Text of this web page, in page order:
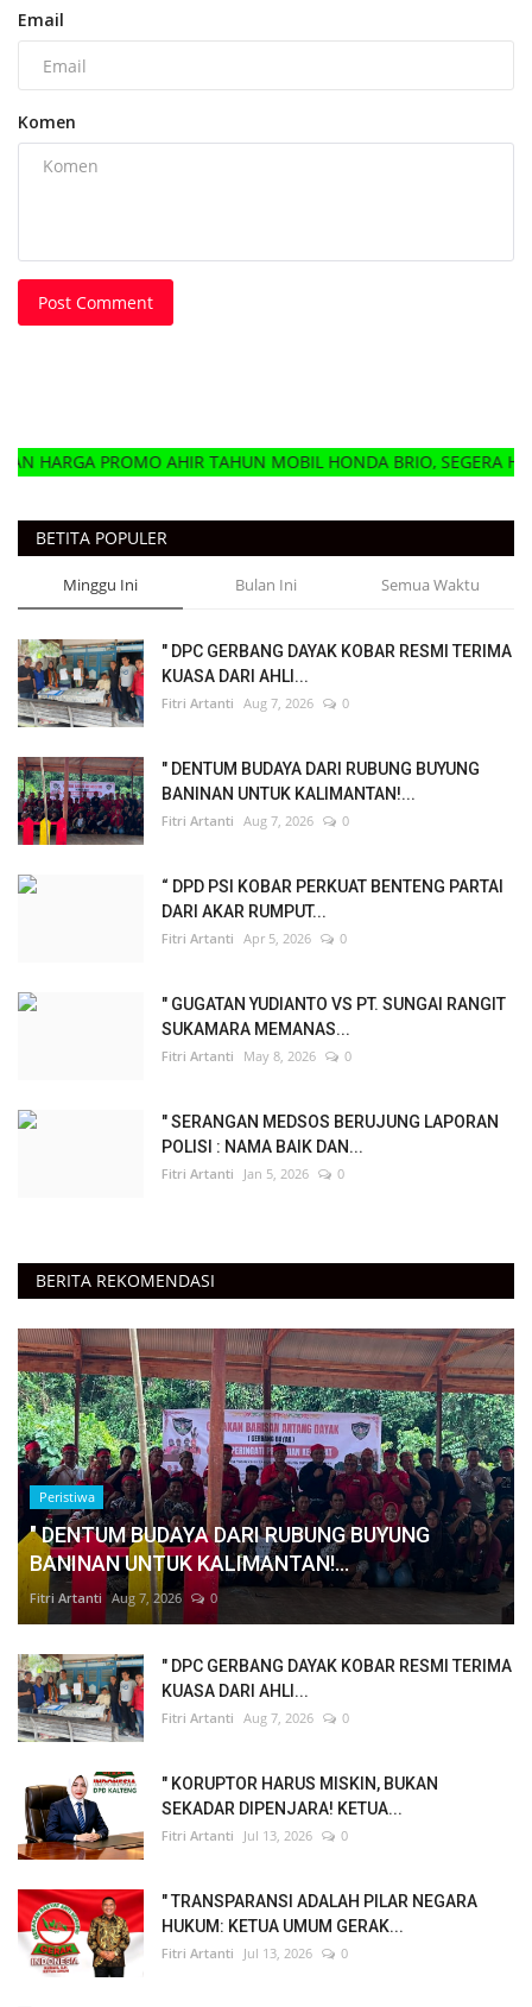
Email
Komen
Post Comment
AHIR TAHUN MOBIL HONDA BRIO, SEGERA HUBUNGI
BETITA POPULER
Minggu Ini Bulan Ini Semua Waktu
" DPC GERBANG DAYAK KOBAR RESMI TERIMA
KUASA DARI AHLI...
Fitri Artanti Aug 7, 2026 0
" DENTUM BUDAYA DARI RUBUNG BUYUNG
BANINAN UNTUK KALIMANTAN!...
Fitri Artanti Aug 7, 2026 0
“ DPD PSI KOBAR PERKUAT BENTENG PARTAI
DARI AKAR RUMPUT...
Fitri Artanti Apr 5, 2026 0
" GUGATAN YUDIANTO VS PT. SUNGAI RANGIT
SUKAMARA MEMANAS...
Fitri Artanti May 8, 2026 0
" SERANGAN MEDSOS BERUJUNG LAPORAN
POLISI : NAMA BAIK DAN...
Fitri Artanti Jan 5, 2026 0
BERITA REKOMENDASI
Peristiwa
" DENTUM BUDAYA DARI RUBUNG BUYUNG
BANINAN UNTUK KALIMANTAN!...
Fitri Artanti Aug 7, 2026 0
" DPC GERBANG DAYAK KOBAR RESMI TERIMA
KUASA DARI AHLI...
Fitri Artanti Aug 7, 2026 0
" KORUPTOR HARUS MISKIN, BUKAN
SEKADAR DIPENJARA! KETUA...
Fitri Artanti Jul 13, 2026 0
" TRANSPARANSI ADALAH PILAR NEGARA
HUKUM: KETUA UMUM GERAK...
Fitri Artanti Jul 13, 2026 0